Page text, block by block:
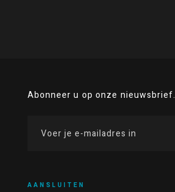
Abonneer u op onze nieuwsbrief.
AANSLUITEN